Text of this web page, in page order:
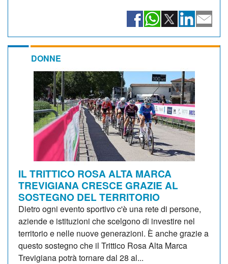
DONNE
IL TRITTICO ROSA ALTA MARCA
TREVIGIANA CRESCE GRAZIE AL
SOSTEGNO DEL TERRITORIO
Dietro ogni evento sportivo c'è una rete di persone,
aziende e istituzioni che scelgono di investire nel
territorio e nelle nuove generazioni. È anche grazie a
questo sostegno che il Trittico Rosa Alta Marca
Trevigiana potrà tornare dal 28 al...